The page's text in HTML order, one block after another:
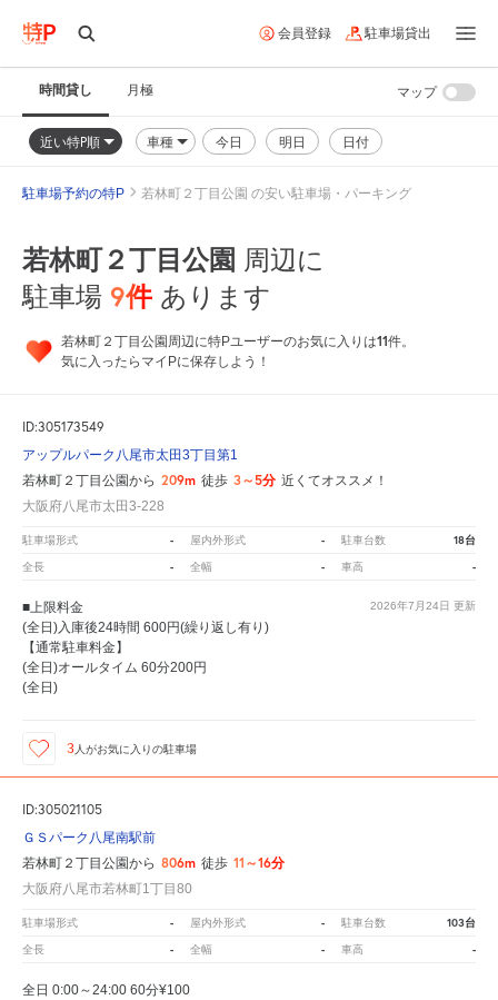
会員登録 駐車場貸出
時間貸し 月極
近い特P順 車種 今日 明日 日付
マップ
駐車場予約の特P 若林町２丁目公園 の安い駐車場・パーキング
若林町２丁目公園 周辺に
駐車場 9件 あります
若林町２丁目公園周辺に特Pユーザーのお気に入りは11件。
気に入ったらマイPに保存しよう！
ID:305173549
アップルパーク八尾市太田3丁目第1
若林町２丁目公園から 209m 徒歩 3～5分 近くてオススメ！
大阪府八尾市太田3-228
駐車場形式 - 屋内外形式 - 駐車台数 18台
全長 - 全幅 - 車高 -
2026年7月24日 更新
■上限料金
(全日)入庫後24時間 600円(繰り返し有り)
【通常駐車料金】
(全日)オールタイム 60分200円
(全日)
3 人がお気に入りの駐車場
ID:305021105
ＧＳパーク八尾南駅前
若林町２丁目公園から 806m 徒歩 11～16分
大阪府八尾市若林町1丁目80
駐車場形式 - 屋内外形式 - 駐車台数 103台
全長 - 全幅 - 車高 -
全日 0:00～24:00 60分¥100